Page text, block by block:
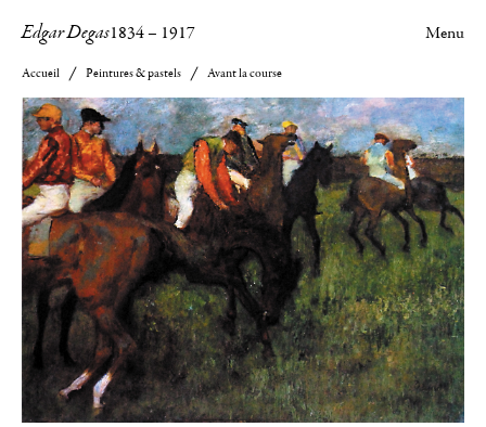
Edgar Degas1834– 1917 Menu
Accueil Peintures & pastels Avant la course